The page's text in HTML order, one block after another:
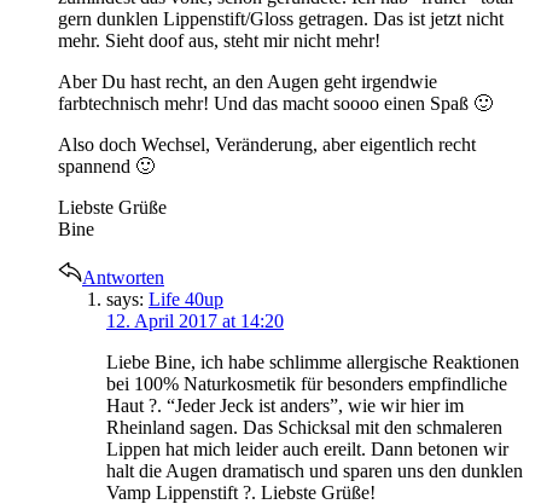
gern dunklen Lippenstift/Gloss getragen. Das ist jetzt nicht
mehr. Sieht doof aus, steht mir nicht mehr!
Aber Du hast recht, an den Augen geht irgendwie
farbtechnisch mehr! Und das macht soooo einen Spaß 🙂
Also doch Wechsel, Veränderung, aber eigentlich recht
spannend 🙂
Liebste Grüße
Bine
Antworten
says: Life 40up
12. April 2017 at 14:20
Liebe Bine, ich habe schlimme allergische Reaktionen
bei 100% Naturkosmetik für besonders empfindliche
Haut ?. “Jeder Jeck ist anders”, wie wir hier im
Rheinland sagen. Das Schicksal mit den schmaleren
Lippen hat mich leider auch ereilt. Dann betonen wir
halt die Augen dramatisch und sparen uns den dunklen
Vamp Lippenstift ?. Liebste Grüße!